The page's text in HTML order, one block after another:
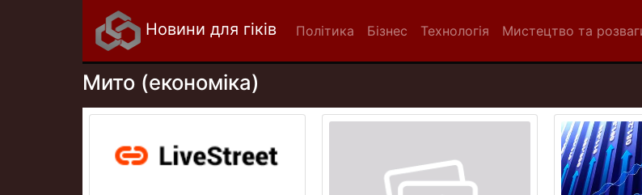
Новини для гіків Політика Бізнес Технологія Мистецтво та
Мито (економіка)